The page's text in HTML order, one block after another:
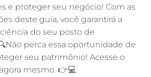
e proteger seu negócio! Com as
deste guia, você garantirá a
do seu posto de
perca essa oportunidade de
seu patrimônio! Acesse o
mesmo. 👉💻